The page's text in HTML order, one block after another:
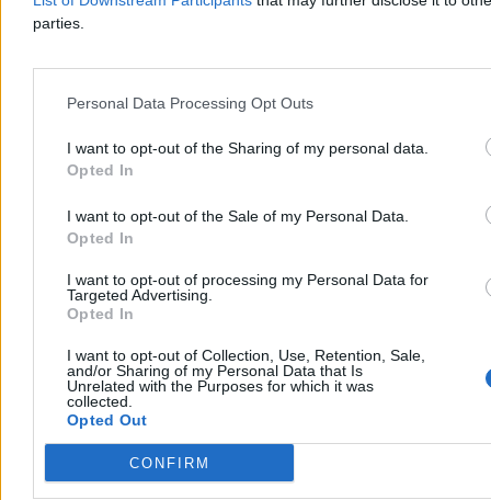
parties.
Personal Data Processing Opt Outs
I want to opt-out of the Sharing of my personal data.
Opted In
I want to opt-out of the Sale of my Personal Data.
Opted In
I want to opt-out of processing my Personal Data for
Targeted Advertising.
Opted In
I want to opt-out of Collection, Use, Retention, Sale,
and/or Sharing of my Personal Data that Is
Unrelated with the Purposes for which it was
collected.
Opted Out
CONFIRM
Dzisiaj 19:27
3 min
Reklama
Świat